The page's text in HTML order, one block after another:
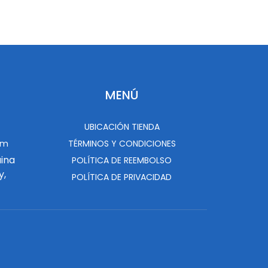
MENÚ
UBICACIÓN TIENDA
TÉRMINOS Y CONDICIONES
POLÍTICA DE REEMBOLSO
POLÍTICA DE PRIVACIDAD